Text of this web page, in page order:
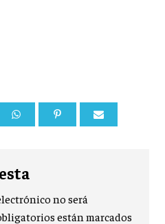
no será
están marcados